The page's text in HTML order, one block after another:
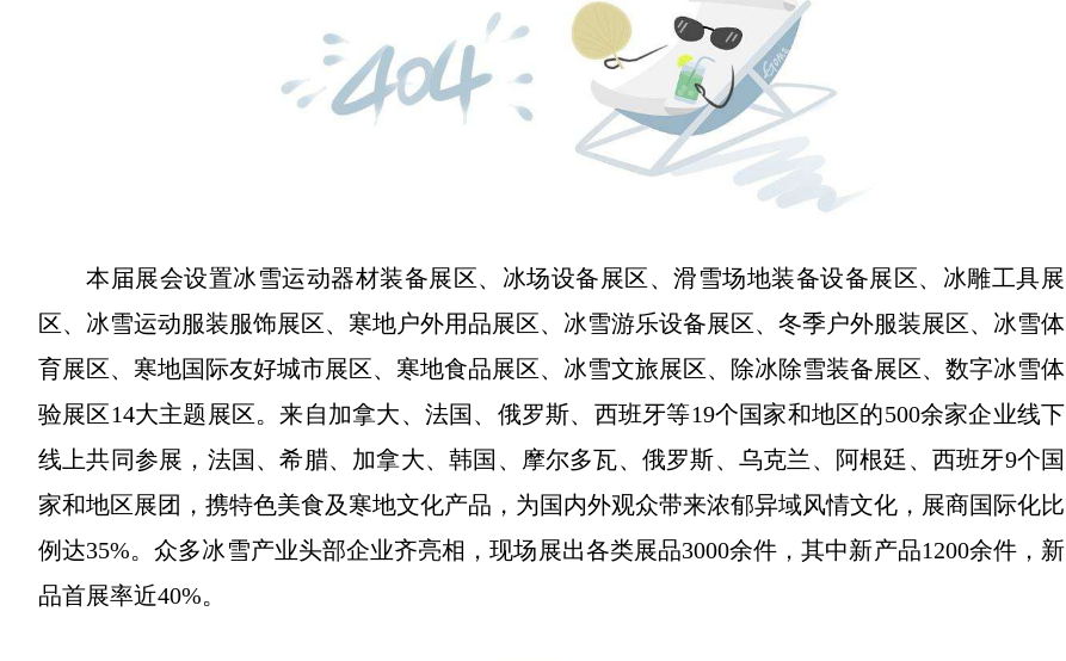
本届展会设置冰雪运动器材装备展区、冰场设备展区、滑雪场地装备设备展区、冰雕工具展
区、冰雪运动服装服饰展区、寒地户外用品展区、冰雪游乐设备展区、冬季户外服装展区、冰雪体
育展区、寒地国际友好城市展区、寒地食品展区、冰雪文旅展区、除冰除雪装备展区、数字冰雪体
验展区14大主题展区。来自加拿大、法国、俄罗斯、西班牙等19个国家和地区的500余家企业线下
线上共同参展，法国、希腊、加拿大、韩国、摩尔多瓦、俄罗斯、乌克兰、阿根廷、西班牙9个国
家和地区展团，携特色美食及寒地文化产品，为国内外观众带来浓郁异域风情文化，展商国际化比
例达35%。众多冰雪产业头部企业齐亮相，现场展出各类展品3000余件，其中新产品1200余件，新
品首展率近40%。